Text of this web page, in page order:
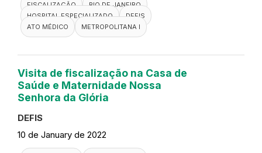
FISCALIZAÇÃO
RIO DE JANEIRO
HOSPITAL ESPECIALIZADO
DEFIS
ATO MÉDICO
METROPOLITANA I
Visita de fiscalização na Casa de
Saúde e Maternidade Nossa
Senhora da Glória
DEFIS
10 de January de 2022